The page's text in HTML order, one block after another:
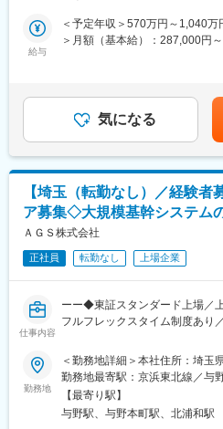
体保護性能を極限まで高めます
・実車テスト: 実際に車両を衝
変更の範囲：専門性や適性、会
める業務への配置転換を命じる
購買部門が担うサプライヤー
既存のお取引先と連携しなが
ン全体の最適化と供給リスクの
いグローバル調達基盤の構築を
ン全体のリスクマネジメントを
●安定供給・現場改善
・外作部品の納入異常（搬入不
・お取引先のデリバリー領域に
・お取引先工場の監査（生産・
●供給リスクマネジメント
・生産トラブル（設備停止など
構築
・調達難易度の高い部材に対す
在庫戦略等）
●新機種立ち上げ
給与
＜予定年収＞570万円～1,040
＞月額（基本給）：287,000円
（月給約36万円）・係長クラ
管理職 約1,230万円（月給約
金額であり、選考を通じて上下
は固定手当を含めた表記です。
気になる
【埼玉（転勤なし）／経験者
ア募集◇大規模基幹システム
ＡＧＳ株式会社
正社員 転勤なし 上場企業
仕事内容
ーー◆東証スタンダード上場／
フルフレックスタイム制度あり
【ポイント：得られる経験】
・上流工程・直請け案件への参
・PM／PL・マネジメント経験
・特定製品に縛られないソリュ
勤務地
＜勤務地詳細＞本社住所：埼玉
勤務地最寄駅：京浜東北線／与
【最寄り駅】
与野駅、与野本町駅、北浦和駅